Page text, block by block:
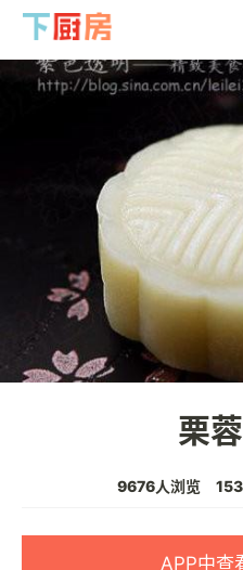
栗
9676人浏览
APP中查